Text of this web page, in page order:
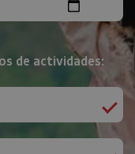
de actividades: